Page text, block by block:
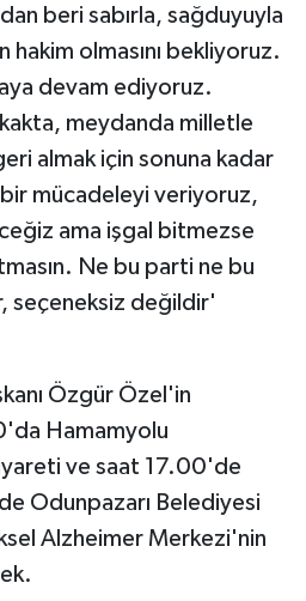
beri sabırla, sağduyuyla
hakim olmasını bekliyoruz.
devam ediyoruz.
meydanda milletle
almak için sonuna kadar
mücadeleyi veriyoruz,
ama işgal bitmezse
Ne bu parti ne bu
seçeneksiz değildir'
Özgür Özel'in
Hamamyolu
ve saat 17.00'de
Odunpazarı Belediyesi
Alzheimer Merkezi'nin